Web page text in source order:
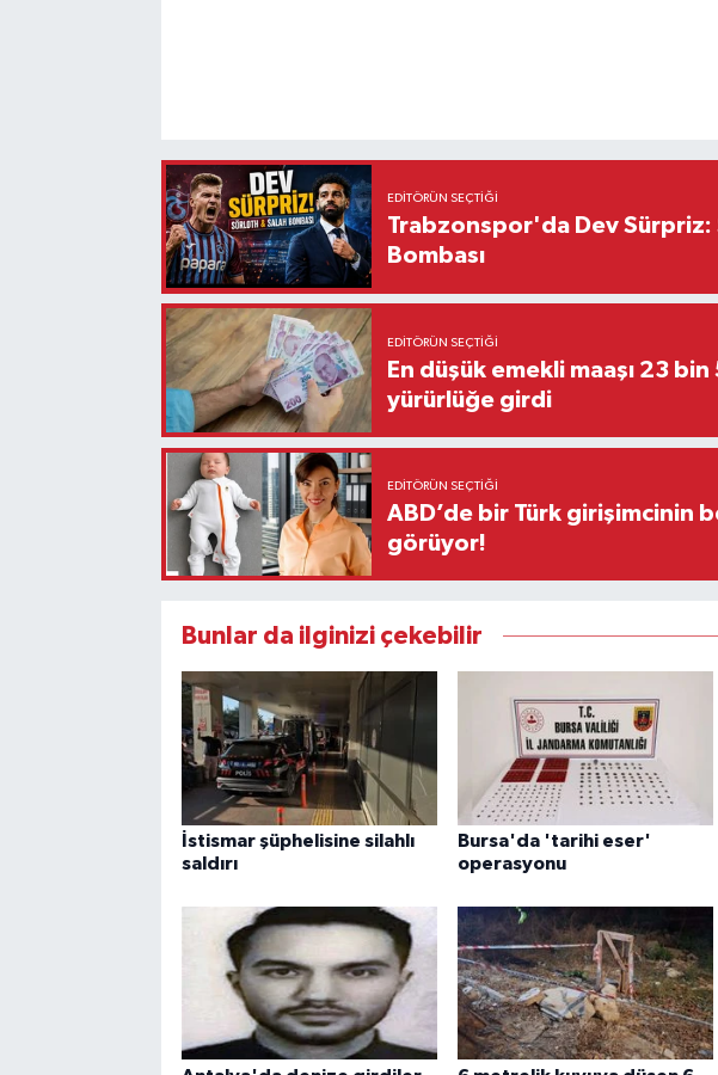
EDITÖRÜN SEÇTIĞI
Trabzonspor'da Dev Sürpriz:
Bombası
EDITÖRÜN SEÇTIĞI
En düşük emekli maaşı 23
yürürlüğe girdi
EDITÖRÜN SEÇTIĞI
ABD’de bir Türk girişimcinin
görüyor!
Bunlar da ilginizi çekebilir
İstismar şüphelisine silahlı
saldırı
Bursa'da 'tarihi eser'
operasyonu